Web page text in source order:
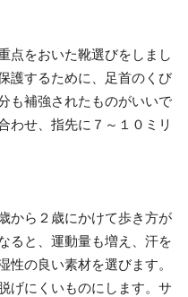
点をおいた靴選びをしまし
護するために、足首のくび
も補強されたものがいいで
わせ、指先に７～１０ミリ
から２歳にかけて歩き方が
ると、運動量も増え、汗を
性の良い素材を選びます。
げにくいものにします。サ